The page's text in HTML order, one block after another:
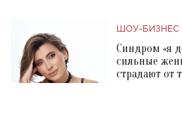
ШОУ-БИЗНЕС
Синдром «я
сильные
страдают от